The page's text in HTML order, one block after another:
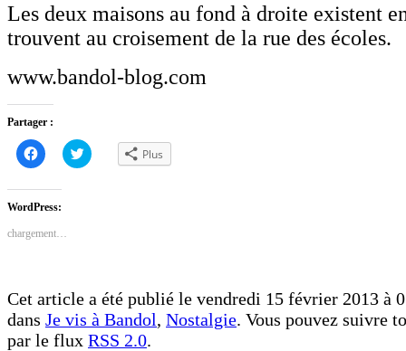
Les deux maisons au fond à droite existent
trouvent au croisement de la rue des écoles.
www.bandol-blog.com
Partager :
Cliquez
pour
partager
Facebook(ouvre
dans
une
fenêtre)
Cliquez
pour Plus
WordPress:
chargement…
Cet article a été publié le vendredi 15 février 2013 à
dans Je vis à Bandol, Nostalgie. Vous pouvez suivre
par le flux RSS 2.0.